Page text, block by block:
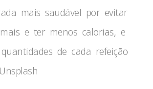
mais saudável por evitar
e ter menos calorias, e
de cada refeição